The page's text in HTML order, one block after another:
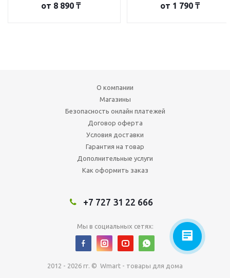
от 8 890 ₸ от 1 790 ₸
О компании
Магазины
Безопасность онлайн платежей
Договор оферта
Условия доставки
Гарантия на товар
Дополнительные услуги
Как оформить заказ
+7 727 31 22 666
Мы в социальных сетях:
2012 - 2026 гг. © Wmart - товары для дома